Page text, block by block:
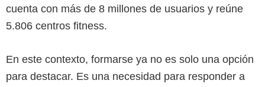
cuenta con más de 8 millones de usuarios y reúne
5.806 centros fitness.
En este contexto, formarse ya no es solo una opción
para destacar. Es una necesidad para responder a